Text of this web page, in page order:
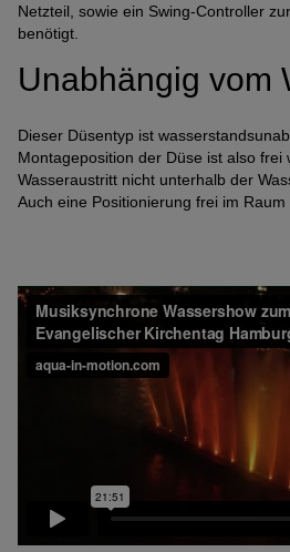
Netzteil, sowie ein Swing-Controller
benötigt.
Unabhängig vom
Dieser Düsentyp ist
Montageposition der Düse ist also frei
Wasseraustritt nicht unterhalb der
Auch eine Positionierung frei im Raum
Cookie Name
Cookie Laufzeit
(https://www.adobe.com/
fonts.html)
Name
Adobe Fonts
Cookie Laufzeit
undefined
Infos